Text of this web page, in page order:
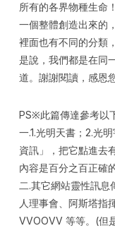
所有的各界物種生命
一個整體創造出來的
裡面也有不同的分類
是說，我們都是在同
道。謝謝閱讀，感恩
PS※此篇傳達參考以
一.1.光明天書；2.光
資訊」，把它點進去
內容是百分之百正確
二.其它網站靈性訊
人理事會、阿斯塔指
VVOOVV 等等。(但